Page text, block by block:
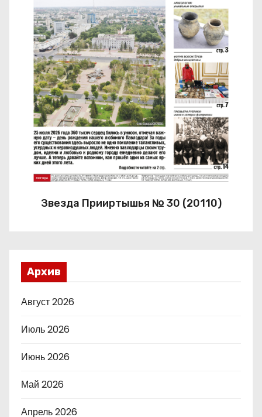
Звезда Прииртышья № 30 (20110)
Архив
Август 2026
Июль 2026
Июнь 2026
Май 2026
Апрель 2026